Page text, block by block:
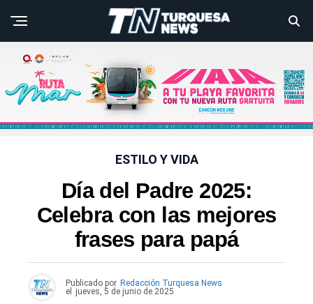
ESTILO Y VIDA
Día del Padre 2025:
Celebra con las mejores
frases para papá
Publicado por Redacción Turquesa News
el
jueves, 5 de junio de 2025